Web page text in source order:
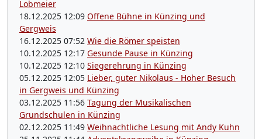
Lobmeier
18.12.2025 12:09 Offene Bühne in Künzing und
Gergweis
16.12.2025 07:52 Wie die Römer speisten
10.12.2025 12:17 Gesunde Pause in Künzing
10.12.2025 12:10 Siegerehrung in Künzing
05.12.2025 12:05 Lieber, guter Nikolaus - Hoher Besuch
in Gergweis und Künzing
03.12.2025 11:56 Tagung der Musikalischen
Grundschulen in Künzing
02.12.2025 11:49 Weihnachtliche Lesung mit Andy Kuhn